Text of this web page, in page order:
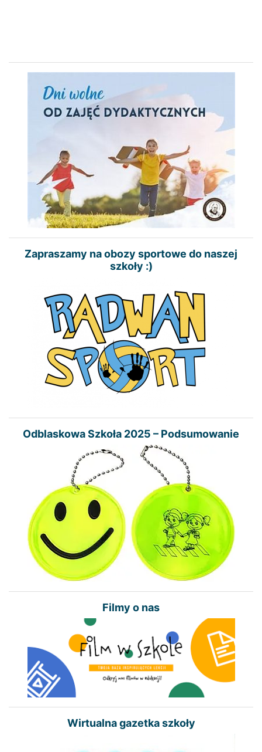
Zapraszamy na obozy sportowe do naszej
szkoły :)
Odblaskowa Szkoła 2025 – Podsumowanie
Filmy o nas
Wirtualna gazetka szkoły